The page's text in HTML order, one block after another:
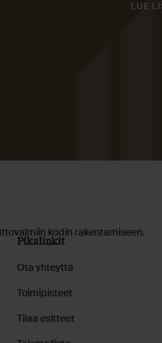
LUE
kodin rakentamiseen.
Pikalinkit
Ota yhteyttä
Toimipisteet
Tilaa esitteet